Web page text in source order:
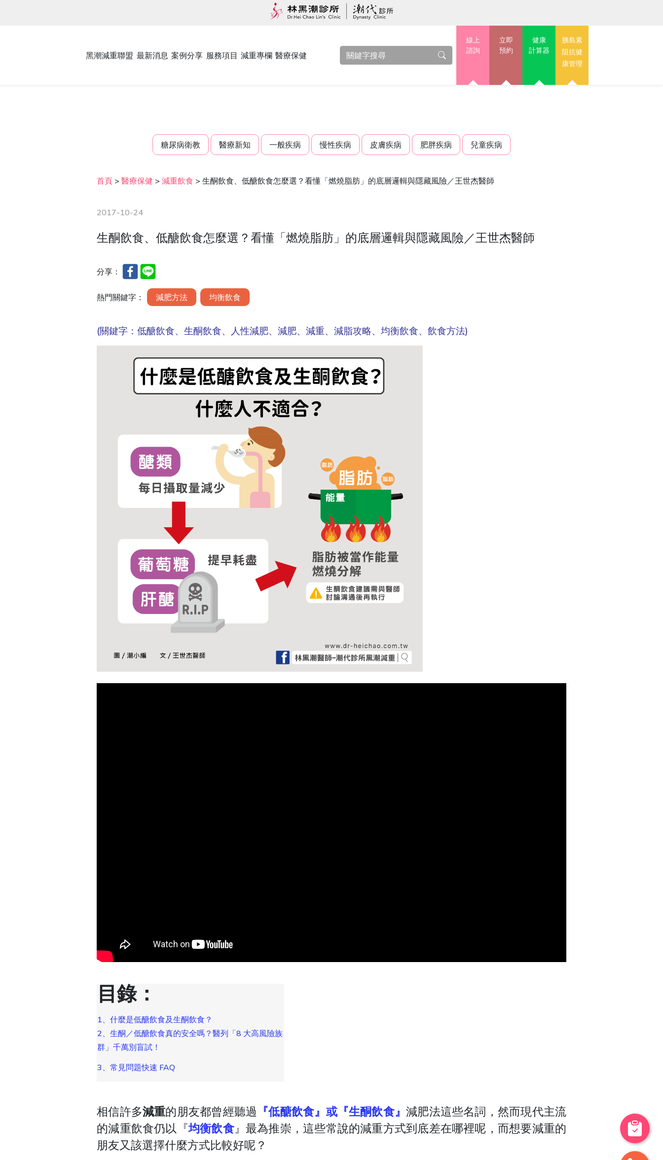
黑潮減重聯盟 最新消息 案例分享 服務項目 減重專欄 醫療保健
線上
諮詢
立即
預約
健康
計算器
胰島素
阻抗健
康管理
糖尿病衛教 醫療新知 一般疾病 慢性疾病 皮膚疾病 肥胖疾病 兒童疾病
首頁 >醫療保健 >減重飲食 >生酮飲食、低醣飲食怎麼選？看懂「燃燒脂肪」的底層邏輯與隱藏風險／王世杰醫師
2017-10-24
生酮飲食、低醣飲食怎麼選？看懂「燃燒脂肪」的底層邏輯與隱藏風險／王世杰醫師
分享：
熱門關鍵字： 減肥方法 均衡飲食
(關鍵字：低醣飲食、生酮飲食、人性減肥、減肥、減重、減脂攻略、均衡飲食、飲食方法)
目錄：
1、什麼是低醣飲食及生酮飲食？
2、生酮／低醣飲食真的安全嗎？醫列「8 大高風險族
群」千萬別盲試！
3、常見問題快速 FAQ
相信許多減重的朋友都曾經聽過 『低醣飲食』或『生酮飲食』減肥法這些名詞， 然而現代主流
的減重飲食仍以『均衡飲食』最為推崇，這些常說的減重方式到底差在哪裡呢，而想要減重的
朋友又該選擇什麼方式比較好呢？